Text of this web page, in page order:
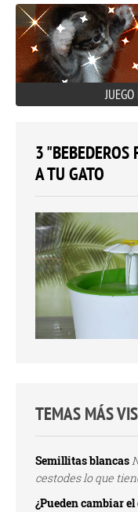
3 "BEBEDEROS
A TU GATO
TEMAS MÁS
Semillitas blancas
cestodes lo que
¿Pueden cambiar